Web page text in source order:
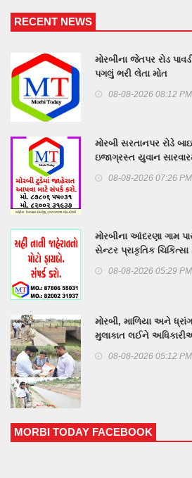
RECENT NEWS
મોરબીના જેતપર રોડ
પગલું ભરી લેતા મોત
08-08-2026 08:12 PM
મોરબી સરતાનપર રોડે
ઇજાગ્રસ્ત યુવાન
08-08-2026 07:26 PM
મોરબીના આંદરણા ગામ
સેન્ટર પ્રાકૃતિક
08-08-2026 05:29 PM
મોરબી, માળિયા અને
મુલાકાત લઈને
08-08-2026 05:12 PM
MORBI TODAY FACEBOOK